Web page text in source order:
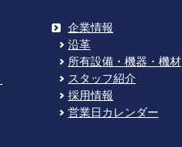
企業情報
沿革
所有設備・機器・機材
スタッフ紹介
採用情報
営業日カレンダー